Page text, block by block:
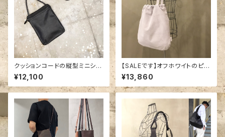
クッションコードの縦型ミニショ
ルダーバッグ／ -LESS
¥12,100
【SALEです】オフホワイトのピッ
グスエード(豚革)大きめ巾着ト
ートバッグ。alto.アルト
¥13,860